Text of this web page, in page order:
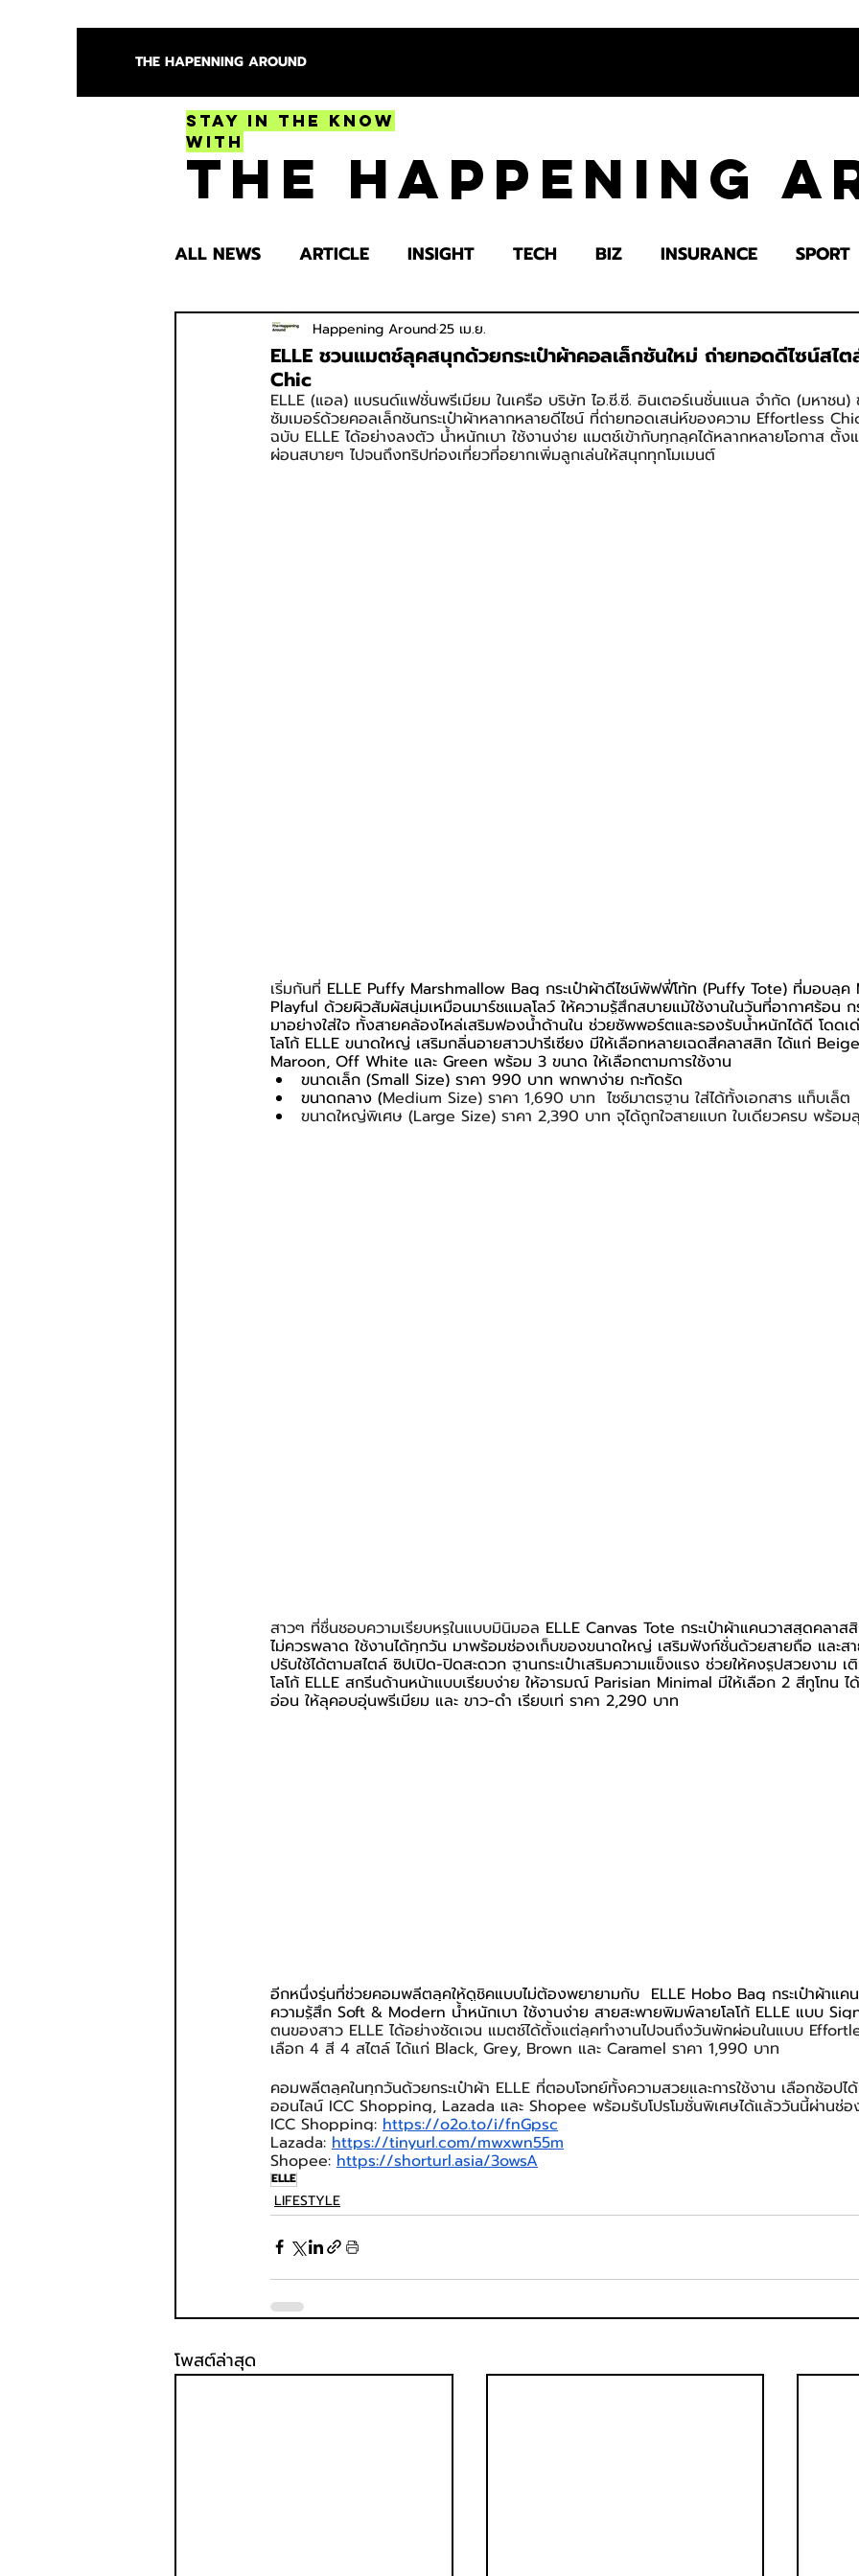
THE HAPENNING AROUND
Stay in the Know
With
The Happening
ALL NEWS ARTICLE INSIGHT TECH BIZ INSURANCE SPORT
ENTERTAINMENT HEALTH
SPOTLIGHT TRY
ELLE ชวนแมตช์ลุคสนุกด้วยกระเป๋าผ้าคอลเล็กชันใหม่ ถ่ายทอดดีไซน์สไ
Chic
Happening Around25 เม.ย.
ELLE (แอล) แบรนด์แฟชั่นพรีเมียม ในเครือ บริษัท ไอ.ซี.ซี. อินเตอร์เนชั่นแนล จำกัด (มหาชน)
ซัมเมอร์ด้วยคอลเล็กชันกระเป๋าผ้าหลากหลายดีไซน์ ที่ถ่ายทอดเสน่ห์ของความ Effortless
ฉบับ ELLE ได้อย่างลงตัว น้ำหนักเบา ใช้งานง่าย แมตช์เข้ากับทุกลุคได้หลากหลายโอกาส ตั้
ผ่อนสบายๆ ไปจนถึงทริปท่องเที่ยวที่อยากเพิ่มลูกเล่นให้สนุกทุกโมเมนต์
เริ่มกันที่ ELLE Puffy Marshmallow Bag กระเป๋าผ้าดีไซน์พัฟฟี่โท้ท (Puffy Tote) ที่มอบลุ
Playful ด้วยผิวสัมผัสนุ่มเหมือนมาร์ชแมลโลว์ ให้ความรู้สึกสบายแม้ใช้งานในวันที่อากาศร้อน
มาอย่างใส่ใจ ทั้งสายคล้องไหล่เสริมฟองน้ำด้านใน ช่วยซัพพอร์ตและรองรับน้ำหนักได้ดี โดดเ
โลโก้ ELLE ขนาดใหญ่ เสริมกลิ่นอายสาวปารีเซียง มีให้เลือกหลายเฉดสีคลาสสิก ได้แก่
Maroon, Off White และ Green พร้อม 3 ขนาด ให้เลือกตามการใช้งาน
ขนาดเล็ก (Small Size) ราคา 990 บาท พกพาง่าย กะทัดรัด
ขนาดกลาง (Medium Size) ราคา 1,690 บาท  ไซซ์มาตรฐาน ใส่ได้ทั้งเอกสาร แท็บเล็ต
ขนาดใหญ่พิเศษ (Large Size) ราคา 2,390 บาท จุได้ถูกใจสายแบก ใบเดียวครบ พร้อม
สาวๆ ที่ชื่นชอบความเรียบหรูในแบบมินิมอล ELLE Canvas Tote กระเป๋าผ้าแคนวาสสุดคลา
ไม่ควรพลาด ใช้งานได้ทุกวัน มาพร้อมช่องเก็บของขนาดใหญ่ เสริมฟังก์ชั่นด้วยสายถือ และส
ปรับใช้ได้ตามสไตล์ ซิปเปิด-ปิดสะดวก ฐานกระเป๋าเสริมความแข็งแรง ช่วยให้คงรูปสวยงาม เ
โลโก้ ELLE สกรีนด้านหน้าแบบเรียบง่าย ให้อารมณ์ Parisian Minimal มีให้เลือก 2 สีทูโทน
อ่อน ให้ลุคอบอุ่นพรีเมียม และ ขาว-ดำ เรียบเท่ ราคา 2,290 บาท
อีกหนึ่งรุ่นที่ช่วยคอมพลีตลุคให้ดูชิคแบบไม่ต้องพยายามกับ  ELLE Hobo Bag กระเป๋าผ้าแค
ความรู้สึก Soft & Modern น้ำหนักเบา ใช้งานง่าย สายสะพายพิมพ์ลายโลโก้ ELLE แบบ
ตนของสาว ELLE ได้อย่างชัดเจน แมตช์ได้ตั้งแต่ลุคทำงานไปจนถึงวันพักผ่อนในแบบ
เลือก 4 สี 4 สไตล์ ได้แก่ Black, Grey, Brown และ Caramel ราคา 1,990 บาท
คอมพลีตลุคในทุกวันด้วยกระเป๋าผ้า ELLE ที่ตอบโจทย์ทั้งความสวยและการใช้งาน เลือกช้อป
ออนไลน์ ICC Shopping, Lazada และ Shopee พร้อมรับโปรโมชั่นพิเศษได้แล้ววันนี้ผ่านช่
ICC Shopping: https://o2o.to/i/fnGpsc
Lazada: https://tinyurl.com/mwxwn55m
Shopee: https://shorturl.asia/3owsA
ELLE
LIFESTYLE
โพสต์ล่าสุด